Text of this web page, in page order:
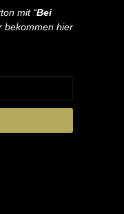
mit “Bei
bekommen hier